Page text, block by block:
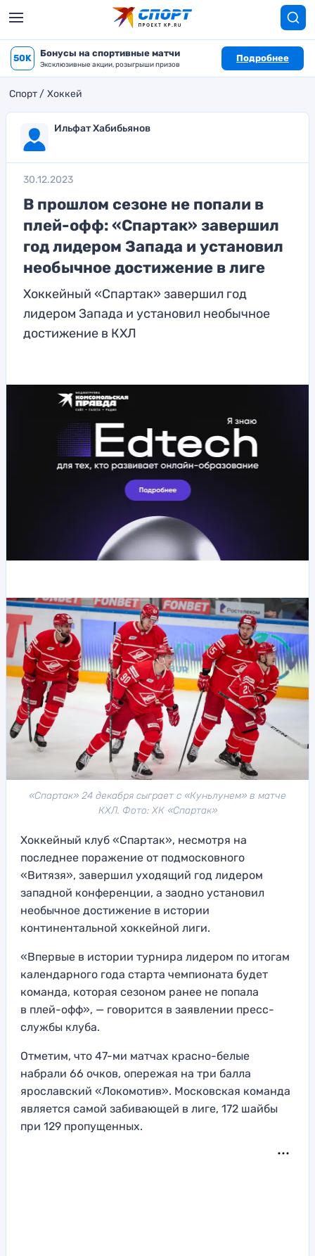
50K Бонусы на спортивные матчи
Эксклюзивные акции, розыгрыши призов
Подробнее
Спорт Хоккей
Ильфат Хабибьянов
30.12.2023
В прошлом сезоне не попали в
плей-офф: «Спартак» завершил
год лидером Запада и установил
необычное достижение в лиге
Хоккейный «Спартак» завершил год
лидером Запада и установил необычное
достижение в КХЛ
«Спартак» 24 декабря сыграет с «Куньлунем» в матче
КХЛ. Фото: ХК «Спартак»
Хоккейный клуб «Спартак», несмотря на
последнее поражение от подмосковного
«Витязя», завершил уходящий год лидером
западной конференции, а заодно установил
необычное достижение в истории
континентальной хоккейной лиги.
«Впервые в истории турнира лидером по итогам
календарного года старта чемпионата будет
команда, которая сезоном ранее не попала
в плей-офф», — говорится в заявлении пресс-
службы клуба.
Отметим, что 47-ми матчах красно-белые
набрали 66 очков, опережая на три балла
ярославский «Локомотив». Московская команда
является самой забивающей в лиге, 172 шайбы
при 129 пропущенных.